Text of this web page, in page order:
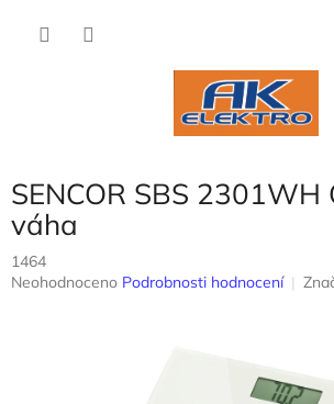
SENCOR SBS 2301WH
váha
1464
Průměrné
Neohodnoceno Podrobnosti hodnocení